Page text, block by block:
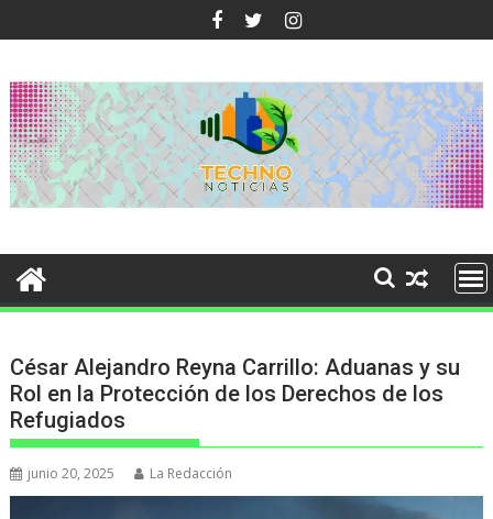
al
César Alejandro Reyna Carrillo: Aduanas y su
Rol en la Protección de los Derechos de los
Refugiados
junio 20, 2025 La Redacción